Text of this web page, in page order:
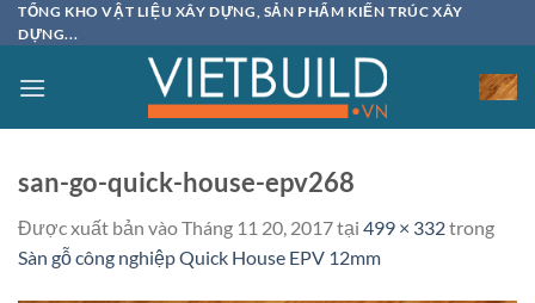
Bỏ
qua
dung
TỔNG KHO VẬT LIỆU XÂY DỰNG, SẢN PHẨM KIẾN TRÚC XÂY
DỰNG...
san-go-quick-house-epv268
Được xuất bản vàoTháng 11 20, 2017tại 499 × 332trong
Sàn gỗ công nghiệp Quick House EPV 12mm